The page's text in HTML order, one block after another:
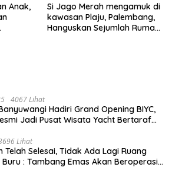
Anak,
Si Jago Merah mengamuk di
kawasan Plaju, Palembang,
Hanguskan Sejumlah Rumah
4067 Lihat
Hadiri Grand Opening BIYC,
Jadi Pusat Wisata Yacht Bertaraf
Lihat
Telah Selesai, Tidak Ada Lagi Ruang
: Tambang Emas Akan Beroperasi